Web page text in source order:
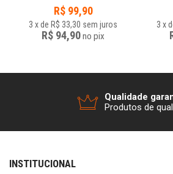
R$ 99,90
3 xde R$ 33,30 sem juros
R$ 94,90no pix
3 x
Qualidade
Produtos de
INSTITUCIONAL